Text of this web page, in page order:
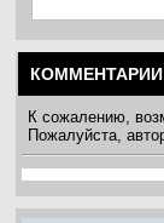
КОММЕНТАРИИ
К сожалению,
Пожалуйста,